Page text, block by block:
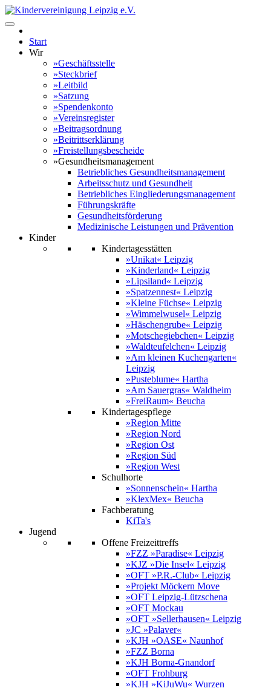
Start
Wir
»Geschäftsstelle
»Steckbrief
»Leitbild
»Satzung
»Spendenkonto
»Vereinsregister
»Beitragsordnung
»Beitrittserklärung
»Freistellungsbescheide
»Gesundheitsmanagement
Betriebliches Gesundheitsmanagement
Arbeitsschutz und Gesundheit
Betriebliches Eingliederungsmanagement
Führungskräfte
Gesundheitsförderung
Medizinische Leistungen und Prävention
Kinder
Kindertagesstätten
»Unikat« Leipzig
»Kinderland« Leipzig
»Lipsiland« Leipzig
»Spatzennest« Leipzig
»Kleine Füchse« Leipzig
»Wimmelwusel« Leipzig
»Häschengrube« Leipzig
»Motschegiebchen« Leipzig
»Waldteufelchen« Leipzig
»Am kleinen Kuchengarten«
Leipzig
»Pusteblume« Hartha
»Am Sauergras« Waldheim
»FreiRaum« Beucha
Kindertagespflege
»Region Mitte
»Region Nord
»Region Ost
»Region Süd
»Region West
Schulhorte
»Sonnenschein« Hartha
»KlexMex« Beucha
Fachberatung
KiTa's
Jugend
Offene Freizeittreffs
»FZZ »Paradise« Leipzig
»KJZ »Die Insel« Leipzig
»OFT »P.R.-Club« Leipzig
»Projekt Möckern Move
»OFT Leipzig-Lützschena
»OFT Mockau
»OFT »Sellerhausen« Leipzig
»JC »Palaver«
»KJH »OASE« Naunhof
»FZZ Borna
»KJH Borna-Gnandorf
»OFT Frohburg
»KJH »KiJuWu« Wurzen